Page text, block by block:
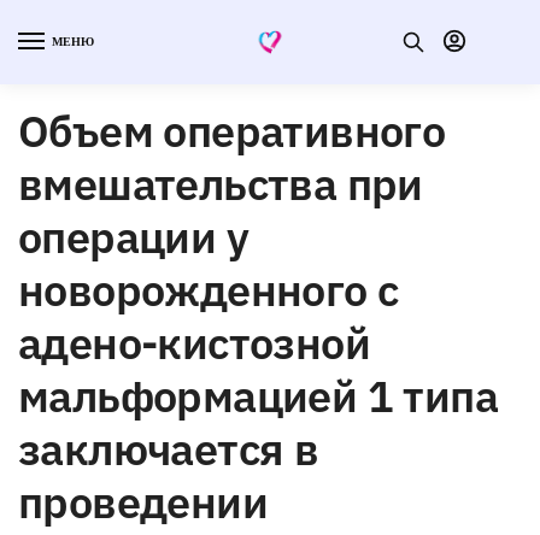
МЕНЮ
Объем оперативного
вмешательства при
операции у
новорожденного с
адено-кистозной
мальформацией 1 типа
заключается в
проведении